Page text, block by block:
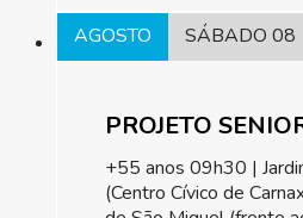
AGOSTO SÁBADO 08
PROJETO
+55 anos 09h30 |
(Centro Cívico de